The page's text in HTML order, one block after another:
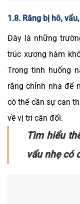
1.8. Răng bị hô,
Đây là những
trúc xương hàm
Trong tình huống
răng chỉnh nha để
có thể cần sự can
về vị trí cân đối.
Tìm hiểu
vẩu nhẹ có